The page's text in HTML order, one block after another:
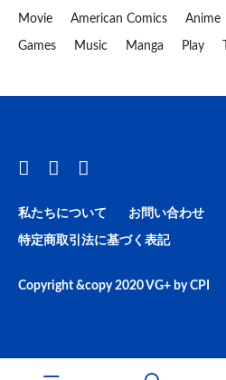
Movie American Comics Anime
Games Music Manga Play
私たちについて お問い合わせ
特定商取引法に基づく表記
Copyright &copy 2020VG+ byCPI